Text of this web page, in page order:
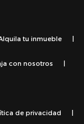
tu inmueble |
con nosotros |
de privacidad |